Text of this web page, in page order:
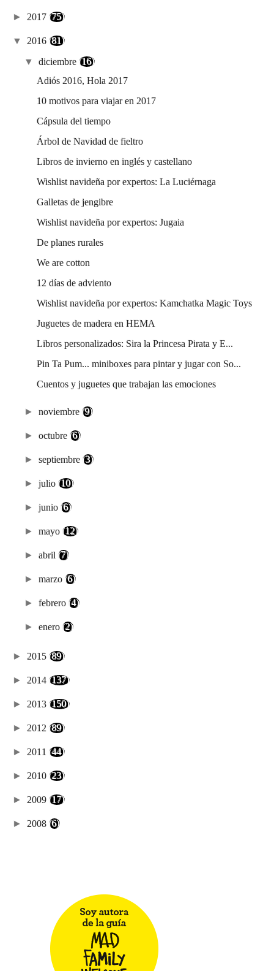
► 2017 (75)
▼ 2016 (81)
▼diciembre (16)
Adiós 2016, Hola 2017
10 motivos para viajar en 2017
Cápsula del tiempo
Árbol de Navidad de fieltro
Libros de invierno en inglés y castellano
Wishlist navideña por expertos: La Luciérnaga
Galletas de jengibre
Wishlist navideña por expertos: Jugaia
De planes rurales
We are cotton
12 días de adviento
Wishlist navideña por expertos: Kamchatka Magic Toys
Juguetes de madera en HEMA
Libros personalizados: Sira la Princesa Pirata y E...
Pin Ta Pum... miniboxes para pintar y jugar con So...
Cuentos y juguetes que trabajan las emociones
►noviembre(9)
►octubre(6)
►septiembre(3)
►julio (10)
►junio(6)
►mayo (12)
►abril(7)
►marzo(6)
►febrero(4)
►enero(2)
► 2015 (89)
► 2014 (137)
► 2013 (150)
► 2012 (89)
► 2011 (44)
► 2010 (23)
► 2009 (17)
► 2008 (6)